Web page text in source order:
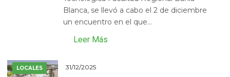
Blanca, se llevó a cabo el 2 de diciembre
un encuentro en el que...
Leer Más
LOCALES 31/12/2025